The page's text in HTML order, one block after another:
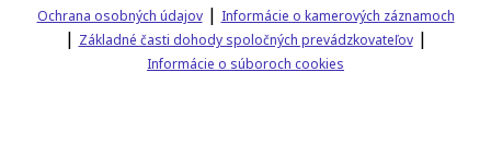
Ochrana osobných údajov| Informácie o kamerových záznamoch
| Základné časti dohody spoločných prevádzkovateľov|
Informácie o súboroch cookies